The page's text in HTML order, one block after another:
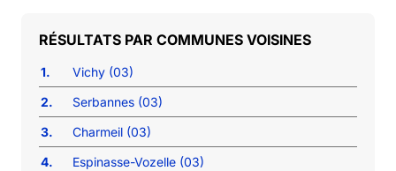
COMMUNES VOISINES
1.
Vichy (03)
2.
Serbannes (03)
3.
Charmeil (03)
4.
Espinasse-Vozelle (03)